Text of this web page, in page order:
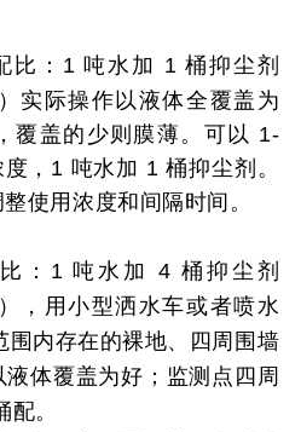
比：1 吨水加 1 桶抑尘剂
实际操作 以液体全覆盖为
覆盖的少则膜薄。可以 1-
， 1 吨水加 1桶抑尘剂。
使用浓度和间隔时间。
：1 吨水加 4 桶抑尘剂
，用小型洒 水车或者喷水
围内存在的裸地、四周围墙
液体覆盖为好；监测点四周
配。